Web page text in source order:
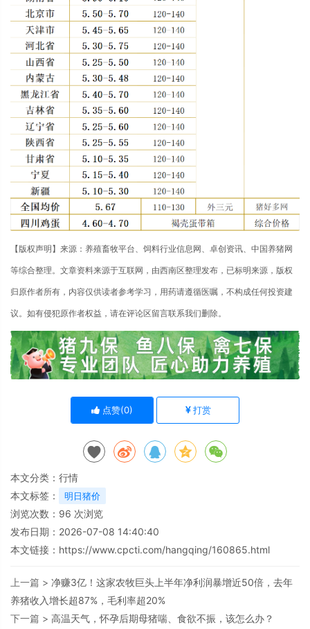
【版权声明】来源：养殖畜牧平台、饲料行业信息网、卓创资讯、中国养猪网
等综合整理。文章资料来源于互联网，由西南区整理发布，已标明来源，版权
归原作者所有，内容仅供读者参考学习，用药请遵循医嘱，不构成任何投资建
议。如有侵犯原作者权益，请在评论区留言联系我们删除。
点赞(0) 打赏
本文分类： 行情
本文标签：
明日猪价
浏览次数： 96 次浏览
发布日期：2026-07-08 14:40:40
本文链接： https://www.cpcti.com/hangqing/160865.html
上一篇 > 净赚3亿！这家农牧巨头上半年净利润暴增近50倍，去年
养猪收入增长超87%，毛利率超20%
下一篇 > 高温天气，怀孕后期母猪喘、食欲不振，该怎么办？